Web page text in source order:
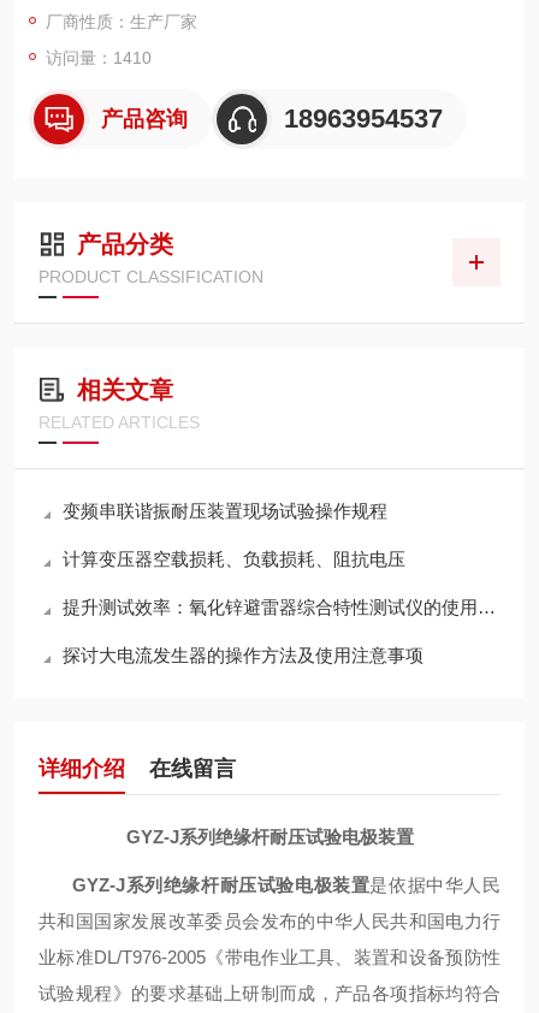
厂商性质：生产厂家
访问量：1410
产品咨询 18963954537
产品分类
PRODUCT CLASSIFICATION
相关文章
RELATED ARTICLES
变频串联谐振耐压装置现场试验操作规程
计算变压器空载损耗、负载损耗、阻抗电压
提升测试效率：氧化锌避雷器综合特性测试仪的使用技巧
探讨大电流发生器的操作方法及使用注意事项
详细介绍 在线留言
GYZ-J系列绝缘杆耐压试验电极装置
GYZ-J系列绝缘杆耐压试验电极装置是依据中华人民
共和国国家发展改革委员会发布的中华人民共和国电力行
业标准DL/T976-2005《带电作业工具、装置和设备预防性
试验规程》的要求基础上研制而成，产品各项指标均符合